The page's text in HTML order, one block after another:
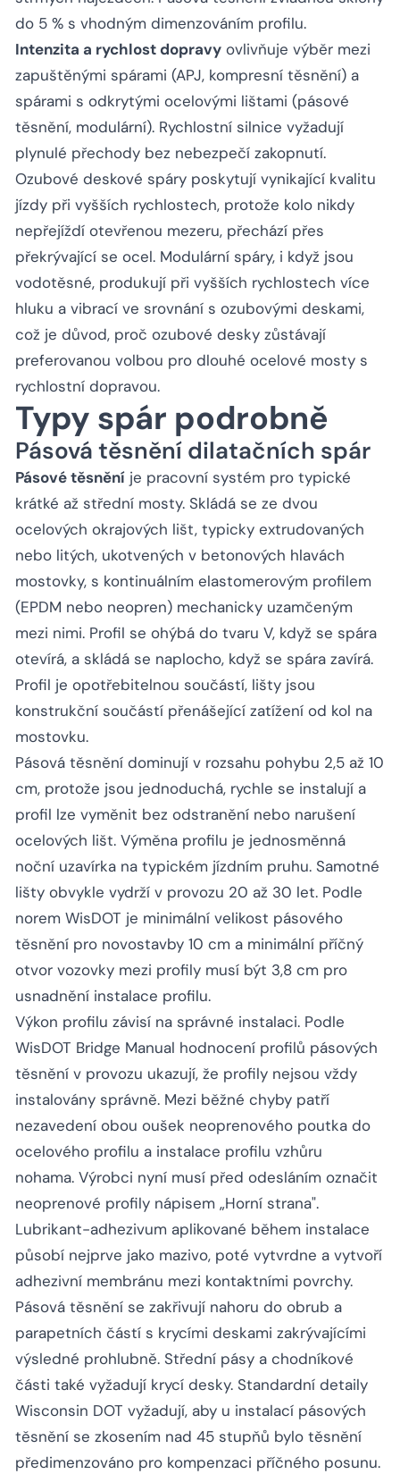
do 5 % s vhodným dimenzováním profilu.
Intenzita a rychlost dopravy ovlivňuje výběr mezi
zapuštěnými spárami (APJ, kompresní těsnění) a
spárami s odkrytými ocelovými lištami (pásové
těsnění, modulární). Rychlostní silnice vyžadují
plynulé přechody bez nebezpečí zakopnutí.
Ozubové deskové spáry poskytují vynikající kvalitu
jízdy při vyšších rychlostech, protože kolo nikdy
nepřejíždí otevřenou mezeru, přechází přes
překrývající se ocel. Modulární spáry, i když jsou
vodotěsné, produkují při vyšších rychlostech více
hluku a vibrací ve srovnání s ozubovými deskami,
což je důvod, proč ozubové desky zůstávají
preferovanou volbou pro dlouhé ocelové mosty s
rychlostní dopravou.
Typy spár podrobně
Pásová těsnění dilatačních spár
Pásové těsnění je pracovní systém pro typické
krátké až střední mosty. Skládá se ze dvou
ocelových okrajových lišt, typicky extrudovaných
nebo litých, ukotvených v betonových hlavách
mostovky, s kontinuálním elastomerovým profilem
(EPDM nebo neopren) mechanicky uzamčeným
mezi nimi. Profil se ohýbá do tvaru V, když se spára
otevírá, a skládá se naplocho, když se spára zavírá.
Profil je opotřebitelnou součástí, lišty jsou
konstrukční součástí přenášející zatížení od kol na
mostovku.
Pásová těsnění dominují v rozsahu pohybu 2,5 až 10
cm, protože jsou jednoduchá, rychle se instalují a
profil lze vyměnit bez odstranění nebo narušení
ocelových lišt. Výměna profilu je jednosměnná
noční uzavírka na typickém jízdním pruhu. Samotné
lišty obvykle vydrží v provozu 20 až 30 let. Podle
norem WisDOT je minimální velikost pásového
těsnění pro novostavby 10 cm a minimální příčný
otvor vozovky mezi profily musí být 3,8 cm pro
usnadnění instalace profilu.
Výkon profilu závisí na správné instalaci. Podle
WisDOT Bridge Manual hodnocení profilů pásových
těsnění v provozu ukazují, že profily nejsou vždy
instalovány správně. Mezi běžné chyby patří
nezavedení obou oušek neoprenového poutka do
ocelového profilu a instalace profilu vzhůru
nohama. Výrobci nyní musí před odesláním označit
neoprenové profily nápisem „Horní strana".
Lubrikant-adhezivum aplikované během instalace
působí nejprve jako mazivo, poté vytvrdne a vytvoří
adhezivní membránu mezi kontaktními povrchy.
Pásová těsnění se zakřivují nahoru do obrub a
parapetních částí s krycími deskami zakrývajícími
výsledné prohlubně. Střední pásy a chodníkové
části také vyžadují krycí desky. Standardní detaily
Wisconsin DOT vyžadují, aby u instalací pásových
těsnění se zkosením nad 45 stupňů bylo těsnění
předimenzováno pro kompenzaci příčného posunu.